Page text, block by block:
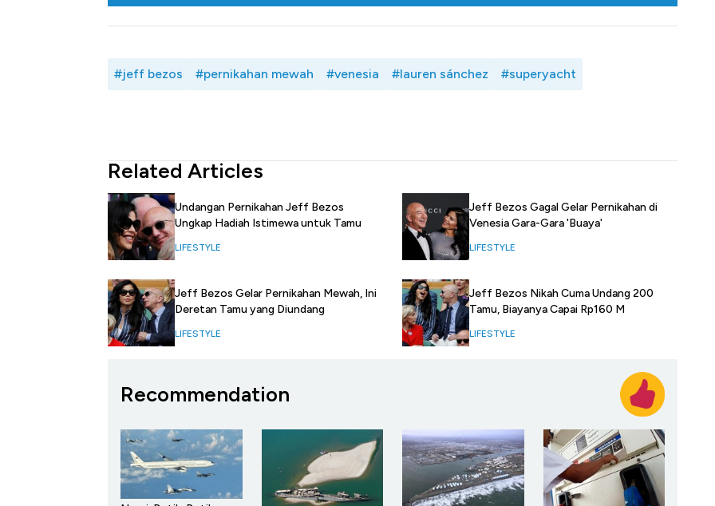
#jeff bezos #pernikahan mewah #venesia #lauren sánchez #superyacht
Related Articles
Undangan Pernikahan Jeff Bezos
Ungkap Hadiah Istimewa untuk Tamu
LIFESTYLE
Jeff Bezos Gelar Pernikahan Mewah, Ini
Deretan Tamu yang Diundang
LIFESTYLE
Jeff Bezos Gagal Gelar Pernikahan di
Venesia Gara-Gara 'Buaya'
LIFESTYLE
Jeff Bezos Nikah Cuma Undang 200
Tamu, Biayanya Capai Rp160 M
LIFESTYLE
Recommendation